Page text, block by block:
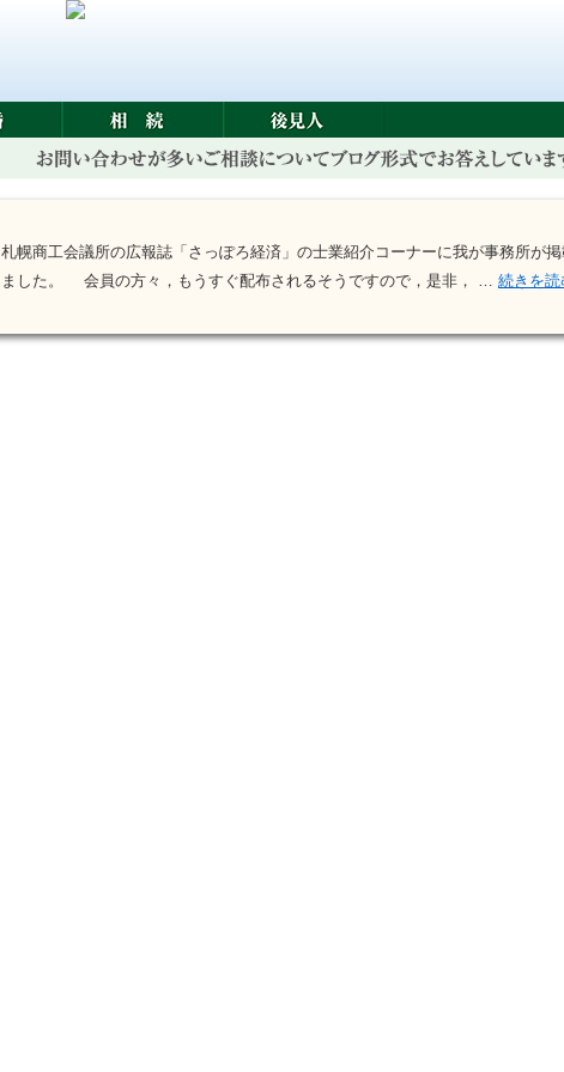
札幌商工会議所の広報誌「さっぽろ経済」の士業紹介コーナーに我が事務所が
ました。 会員の方々，もうすぐ配布されるそうですので，是非， … 続きを読